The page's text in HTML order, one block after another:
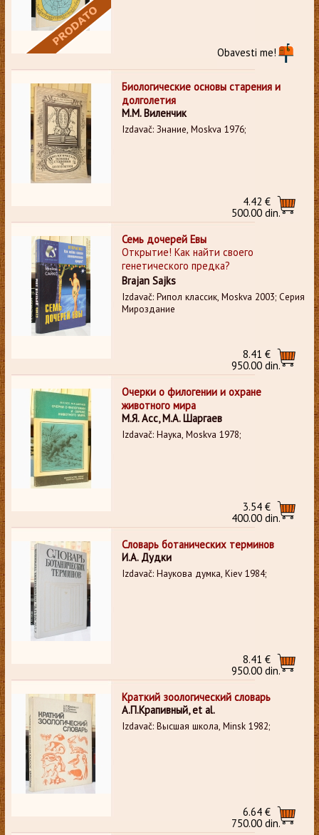
Obavesti me!
Биологические основы старения и
долголетия
М.М. Виленчик
Izdavač: Знание, Moskva 1976;
4.42 €
500.00 din.
Семь дочерей Евы
Открытие! Как найти своего
генетического предка?
Brajan Sajks
Izdavač: Рипол классик, Moskva 2003; Серия
Мироздание
8.41 €
950.00 din.
Очерки о филогении и охране
животного мира
М.Я. Асс, М.А. Шаргаев
Izdavač: Наука, Moskva 1978;
3.54 €
400.00 din.
Словарь ботанических терминов
И.А. Дудки
Izdavač: Наукова думка, Kiev 1984;
8.41 €
950.00 din.
Краткий зоологический словарь
А.П.Крапивный, et al.
Izdavač: Высшая школа, Minsk 1982;
6.64 €
750.00 din.